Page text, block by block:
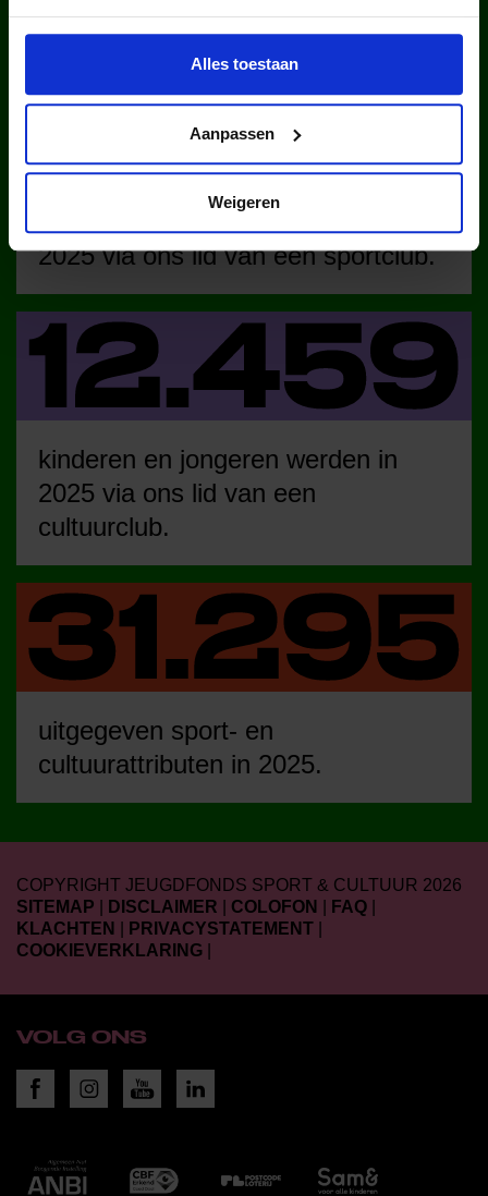
Alles toestaan
Aanpassen
Weigeren
2025 via ons lid van een club.
kinderen en jongeren werden in
2025 via ons lid van een sportclub.
kinderen en jongeren werden in
2025 via ons lid van een
cultuurclub.
uitgegeven sport- en
cultuurattributen in 2025.
COPYRIGHT JEUGDFONDS SPORT & CULTUUR 2026
SITEMAP
DISCLAIMER COLOFON FAQ
KLACHTEN
PRIVACYSTATEMENT
COOKIEVERKLARING
VOLG ONS